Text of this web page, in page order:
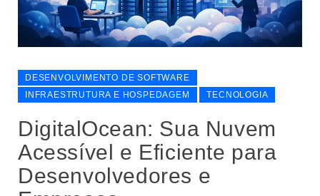
DESENVOLVIMENTO DE SOFTWARE
INFRAESTRUTURA E HOSPEDAGEM
TECNOLOGIA
DigitalOcean: Sua Nuvem
Acessível e Eficiente para
Desenvolvedores e